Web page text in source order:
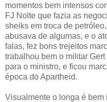
momentos bem intensos
FJ Nolte que fazia as
sheiks em troca de
abusava de algumas, e o
falas, fez bons trejeitos
trabalhou bem o militar
para o ministro, e ficou
época do Apartheid.
Visualmente o longa é bem